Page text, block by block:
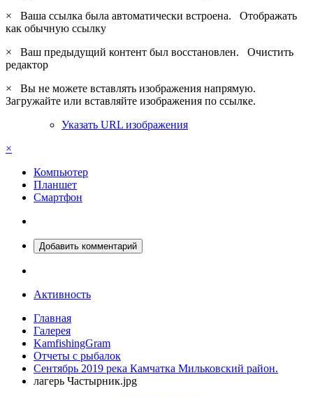
×
Ваша ссылка была автоматически встроена. Отображать
как обычную ссылку
×
Ваш предыдущий контент был восстановлен. Очистить
редактор
×
Вы не можете вставлять изображения напрямую.
Загружайте или вставляйте изображения по ссылке.
Указать URL изображения
×
Компьютер
Планшет
Смартфон
Добавить комментарий
Активность
Главная
Галерея
KamfishingGram
Отчеты с рыбалок
Сентябрь 2019 река Камчатка Мильковский район.
лагерь Частырник.jpg